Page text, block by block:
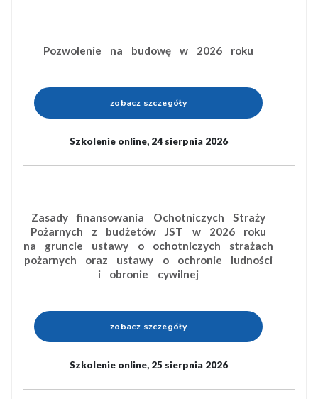
Pozwolenie na budowę w 2026 roku
zobacz szczegóły
Szkolenie online, 24 sierpnia 2026
Zasady finansowania Ochotniczych Straży
Pożarnych z budżetów JST w 2026 roku
na gruncie ustawy o ochotniczych strażach
pożarnych oraz ustawy o ochronie ludności
i obronie cywilnej
zobacz szczegóły
Szkolenie online, 25 sierpnia 2026